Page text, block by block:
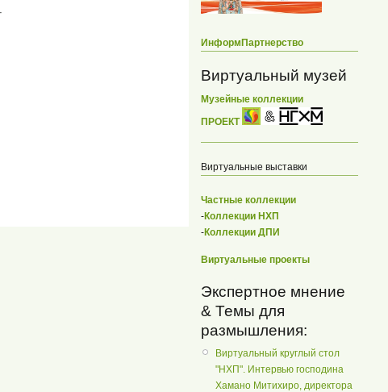
ИнформПартнерство
Виртуальный музей
Музейные коллекции
ПРОЕКТ
Виртуальные выставки
Частные коллекции
-Коллекции НХП
-Коллекции ДПИ
Виртуальные проекты
Экспертное мнение
& Темы для
размышления:
Виртуальный круглый стол
"НХП". Интервью господина
Хамано Митихиро, директора